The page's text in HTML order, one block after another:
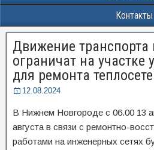
Контакты
Движение транспорта
ограничат на участке
для ремонта
12.08.2024
В Нижнем Новгороде с 06.00 13
августа в связи с ремонтно-
работами на инженерных сетях